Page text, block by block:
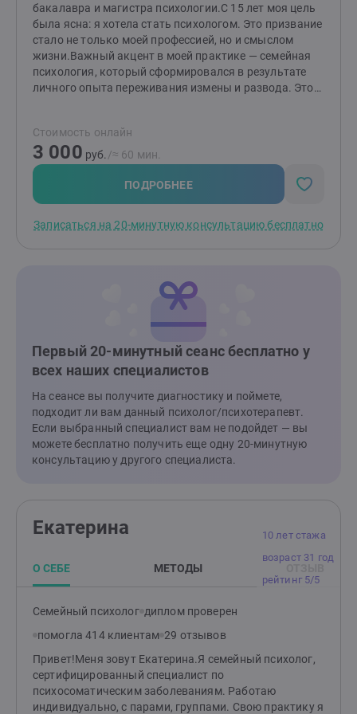
бакалавра и магистра психологии.С 15 лет моя цель
была ясна: я хотела стать психологом. Это призвание
стало не только моей профессией, но и смыслом
жизни.Важный акцент в моей практике — семейная
психология, который сформировался в результате
личного опыта переживания измены и развода. Этот
отношений, а также заглянуть в «формулу»
любви.Помимо этого, я помогаю людям справляться
с посттравматическим стрессовым расстройством
(ПТСР), неопределенностью в жизни и повышенной
тревожностью, низкой самооценкой. Я понимаю, как
отношения с окружающими. Также я работаю с
находим способы управления эмоциями и
реакциями.Сегодня я опираюсь как на накопленные
теоретические и практические знания, так и на свой
опыт, чтобы помочь людям справиться со
сложностями в себе, в отношениях с партнером или
ребенком. Я знаю, как построить гармонию и счастье
в семейной жизни и в вашем внутреннем
мире.Давайте сделаем это вместе!Я здесь, чтобы
поддержать вас на вашем пути к лучшей жизни.
Стоимость онлайн
3 000 руб. /≈ 60 мин.
ПОДРОБНЕЕ
Записаться на 20-минутную консультацию бесплатно
Первый 20-минутный сеанс бесплатно у
всех наших специалистов
На сеансе вы получите диагностику и поймете,
подходит ли вам данный психолог/психотерапевт.
Если выбранный специалист вам не подойдет — вы
можете бесплатно получить еще одну 20-минутную
консультацию у другого специалиста.
10 лет стажа
возраст 31 год
рейтинг 5/5
Екатерина
О СЕБЕ МЕТОДЫ
Семейный психолог диплом проверен
помогла 414 клиентам 29 отзывов
Привет!Меня зовут Екатерина.Я семейный психолог,
сертифицированный специалист по
психосоматическим заболеваниям. Работаю
индивидуально, с парами, группами. Свою практику я